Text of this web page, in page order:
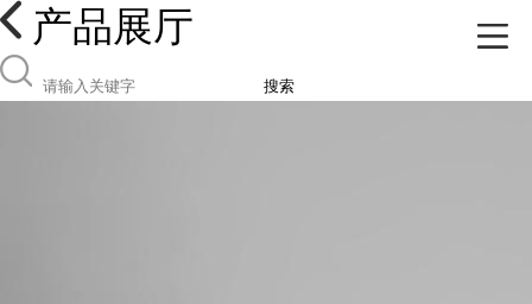
产品展厅
搜索